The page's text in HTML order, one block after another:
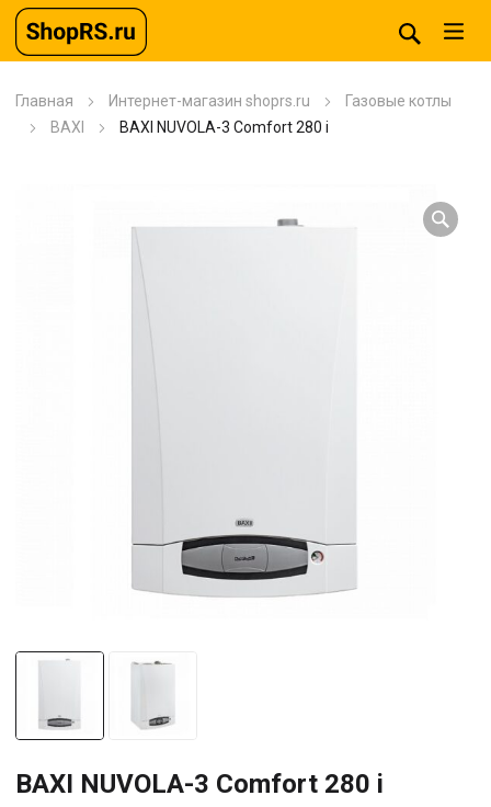
Главная Интернет-магазин shoprs.ru
Газовые котлы
BAXI
BAXI NUVOLA-3 Comfort 280 i
BAXI NUVOLA-3 Comfort 280 i